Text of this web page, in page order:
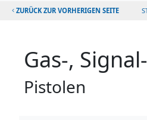
ZURÜCK ZUR VORHERIGEN SEITE
Gas-,
Pistolen